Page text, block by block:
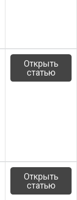
Открыть
статью
Открыть
статью